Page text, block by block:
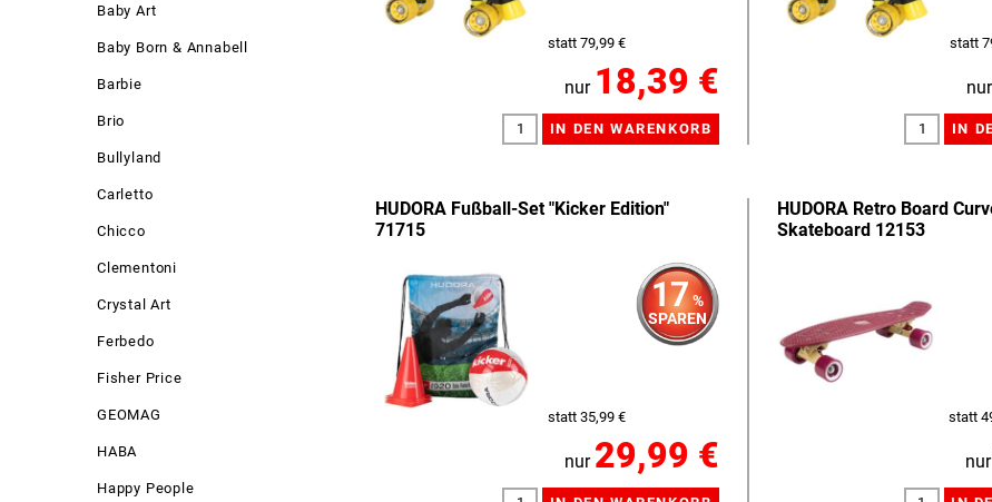
Baby Art
Baby Born & Annabell
Barbie
Brio
Bullyland
Carletto
Chicco
Clementoni
Crystal Art
Ferbedo
Fisher Price
GEOMAG
HABA
Happy People
statt 79,99 €
nur 18,39 €
statt
nur
HUDORA Fußball-Set "Kicker Edition"
71715
17 %
SPAREN
statt 35,99 €
nur 29,99 €
HUDORA Retro Board
Skateboard 12153
statt
nur